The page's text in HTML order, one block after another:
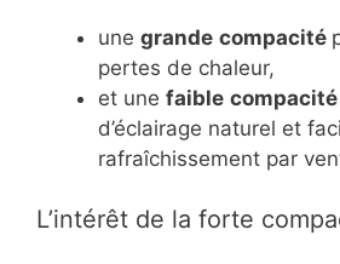
une grande compacité
pertes de chaleur,
et une faible compacité
d’éclairage naturel et
rafraîchissement par
L’intérêt de la forte